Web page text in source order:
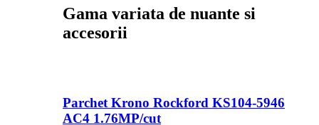
Gama variata de nuante si
accesorii
Parchet Krono Rockford KS104-5946
AC4 1.76MP/cut